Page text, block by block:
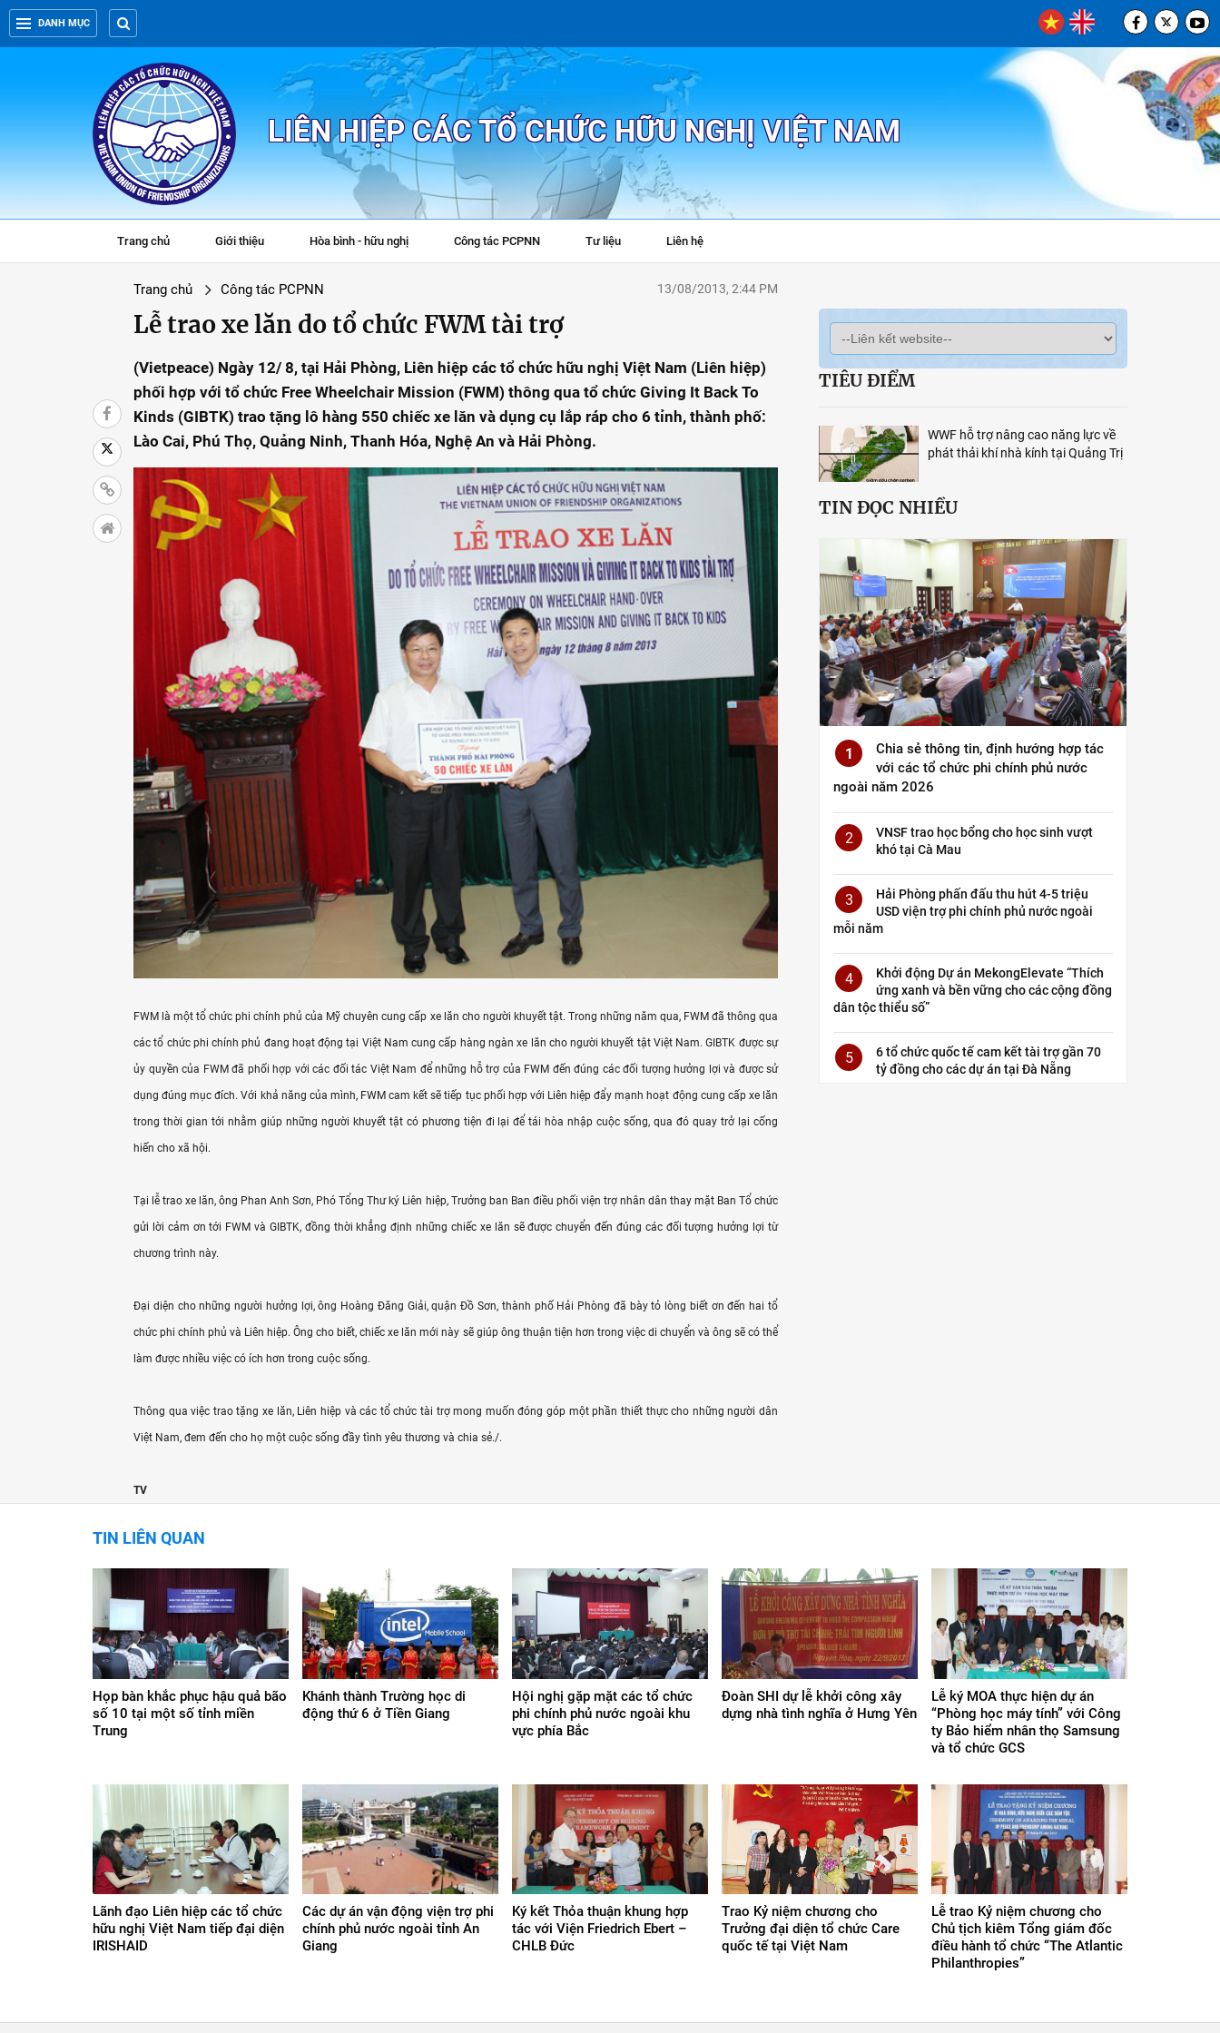
DANH MỤC
LIÊN HIỆP CÁC TỔ CHỨC HỮU NGHỊ VIỆT NAM
Trang chủ Giới thiệu Hòa bình - hữu nghị Công tác PCPNN Tư liệu Liên hệ
Trang chủ Công tác PCPNN 13/08/2013, 2:44 PM
Lễ trao xe lăn do tổ chức FWM tài trợ
(Vietpeace) Ngày 12/ 8, tại Hải Phòng, Liên hiệp các tổ chức hữu nghị Việt Nam (Liên hiệp)
phối hợp với tổ chức Free Wheelchair Mission (FWM) thông qua tổ chức Giving It Back To
Kinds (GIBTK) trao tặng lô hàng 550 chiếc xe lăn và dụng cụ lắp ráp cho 6 tỉnh, thành phố:
Lào Cai, Phú Thọ, Quảng Ninh, Thanh Hóa, Nghệ An và Hải Phòng.
FWM là một tổ chức phi chính phủ của Mỹ chuyên cung cấp xe lăn cho người khuyết tật. Trong những năm qua, FWM đã thông qua
các tổ chức phi chính phủ đang hoạt động tại Việt Nam cung cấp hàng ngàn xe lăn cho người khuyết tật Việt Nam. GIBTK được sự
ủy quyền của FWM đã phối hợp với các đối tác Việt Nam để những hỗ trợ của FWM đến đúng các đối tượng hưởng lợi và được sử
dụng đúng mục đích. Với khả năng của mình, FWM cam kết sẽ tiếp tục phối hợp với Liên hiệp đẩy mạnh hoạt động cung cấp xe lăn
trong thời gian tới nhằm giúp những người khuyết tật có phương tiện đi lại để tái hòa nhập cuộc sống, qua đó quay trở lại cống
hiến cho xã hội.
Tại lễ trao xe lăn, ông Phan Anh Sơn, Phó Tổng Thư ký Liên hiệp, Trưởng ban Ban điều phối viện trợ nhân dân thay mặt Ban Tổ chức
gửi lời cảm ơn tới FWM và GIBTK, đồng thời khẳng định những chiếc xe lăn sẽ được chuyển đến đúng các đối tượng hưởng lợi từ
chương trình này.
Đại diện cho những người hưởng lợi, ông Hoàng Đăng Giải, quận Đồ Sơn, thành phố Hải Phòng đã bày tỏ lòng biết ơn đến hai tổ
chức phi chính phủ và Liên hiệp. Ông cho biết, chiếc xe lăn mới này sẽ giúp ông thuận tiện hơn trong việc di chuyển và ông sẽ có thể
làm được nhiều việc có ích hơn trong cuộc sống.
Thông qua việc trao tặng xe lăn, Liên hiệp và các tổ chức tài trợ mong muốn đóng góp một phần thiết thực cho những người dân
Việt Nam, đem đến cho họ một cuộc sống đầy tình yêu thương và chia sẻ./.
TV
TIÊU ĐIỂM
WWF hỗ trợ nâng cao năng lực về
phát thải khí nhà kính tại Quảng Trị
TIN ĐỌC NHIỀU
1
Chia sẻ thông tin, định hướng hợp tác
với các tổ chức phi chính phủ nước
ngoài năm 2026
2
VNSF trao học bổng cho học sinh vượt
khó tại Cà Mau
3
Hải Phòng phấn đấu thu hút 4-5 triệu
USD viện trợ phi chính phủ nước ngoài
mỗi năm
4
Khởi động Dự án MekongElevate “Thích
ứng xanh và bền vững cho các cộng đồng
dân tộc thiểu số”
5
6 tổ chức quốc tế cam kết tài trợ gần 70
tỷ đồng cho các dự án tại Đà Nẵng
TIN LIÊN QUAN
Họp bàn khắc phục hậu quả bão
số 10 tại một số tỉnh miền
Trung
Khánh thành Trường học di
động thứ 6 ở Tiền Giang
Hội nghị gặp mặt các tổ chức
phi chính phủ nước ngoài khu
vực phía Bắc
Đoàn SHI dự lễ khởi công xây
dựng nhà tình nghĩa ở Hưng Yên
Lễ ký MOA thực hiện dự án
“Phòng học máy tính” với Công
ty Bảo hiểm nhân thọ Samsung
và tổ chức GCS
Lãnh đạo Liên hiệp các tổ chức
hữu nghị Việt Nam tiếp đại diện
IRISHAID
Các dự án vận động viện trợ phi
chính phủ nước ngoài tỉnh An
Giang
Ký kết Thỏa thuận khung hợp
tác với Viện Friedrich Ebert –
CHLB Đức
Trao Kỷ niệm chương cho
Trưởng đại diện tổ chức Care
quốc tế tại Việt Nam
Lễ trao Kỷ niệm chương cho
Chủ tịch kiêm Tổng giám đốc
điều hành tổ chức “The Atlantic
Philanthropies”